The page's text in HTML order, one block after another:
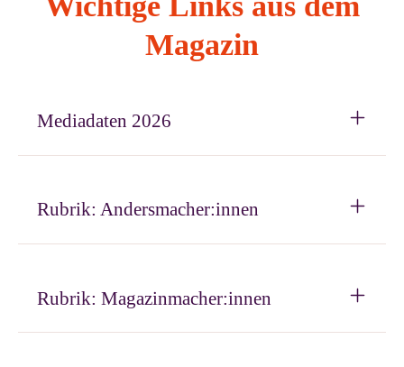
Magazin
Mediadaten 2026
Rubrik: Andersmacher:innen
Rubrik: Magazinmacher:innen